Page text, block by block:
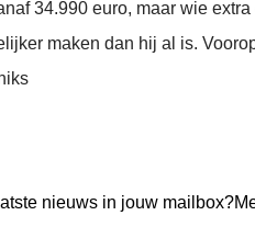
34.990 euro, maar wie
maken dan hij al is.
nieuws in jouw